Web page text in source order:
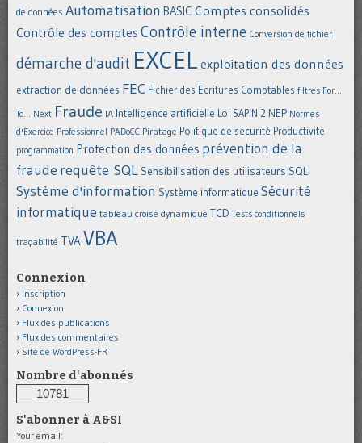
de données Automatisation BASIC Comptes consolidés
Contrôle des comptes Contrôle interne Conversion de fichier
démarche d'audit EXCEL exploitation des données
extraction de données FEC Fichier des Ecritures Comptables filtres For...
To... Next Fraude IA Intelligence artificielle Loi SAPIN 2 NEP Normes
d'Exercice Professionnel PADoCC Piratage Politique de sécurité Productivité
programmation Protection des données prévention de la
fraude requête SQL Sensibilisation des utilisateurs SQL
Système d'information Système informatique Sécurité
informatique tableau croisé dynamique TCD Tests conditionnels
traçabilité TVAVBA
Connexion
Inscription
Connexion
Flux des publications
Flux des commentaires
Site de WordPress-FR
Nombre d'abonnés
10781
S'abonner à A&SI
Your email: